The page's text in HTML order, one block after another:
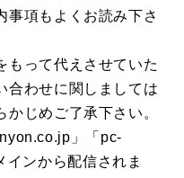
事項もよくお読み下さ
って代えさせていた
合わせに関しましては
じめご了承下さい。
」「pc-
ンから配信されま